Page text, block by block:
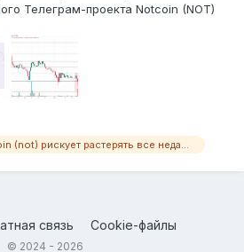
Телеграм-проекта Notcoin (NOT)
последний месяц цена Notcoin
есть ли у NOT шансы на
связь Cookie-файлы
© 2024 - 2026